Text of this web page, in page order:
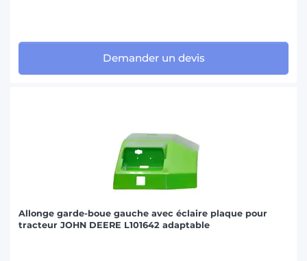
Demander un devis
Allonge garde-boue gauche avec éclaire plaque pour
tracteur JOHN DEERE L101642 adaptable